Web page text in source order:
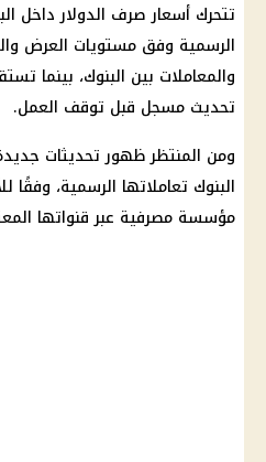
تتحرك أسعار صرف الدولار داخل
الرسمية وفق مستويات العرض
والمعاملات بين البنوك، بينما
تحديث مسجل قبل توقف العمل.
ومن المنتظر ظهور تحديثات
البنوك تعاملاتها الرسمية، وفقًا
مؤسسة مصرفية عبر قنواتها